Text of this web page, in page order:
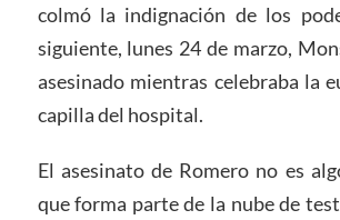
colmó la indignación de los
siguiente, lunes 24 de marzo,
asesinado mientras celebraba la
capilla del hospital.
El asesinato de Romero no es
que forma parte de la nube de